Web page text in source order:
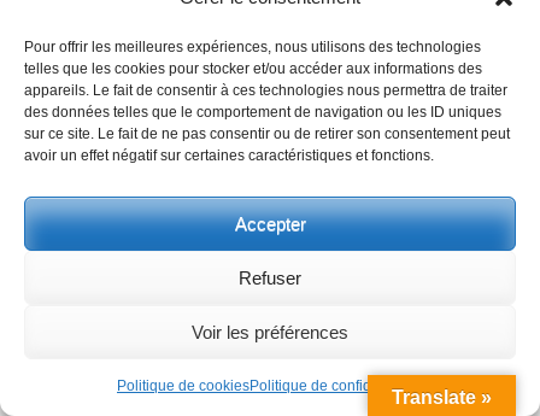
Pour offrir les meilleures expériences, nous utilisons des technologies
telles que les cookies pour stocker et/ou accéder aux informations des
appareils. Le fait de consentir à ces technologies nous permettra de traiter
des données telles que le comportement de navigation ou les ID uniques
sur ce site. Le fait de ne pas consentir ou de retirer son consentement peut
avoir un effet négatif sur certaines caractéristiques et fonctions.
Accepter
Refuser
Voir les préférences
Politique de cookiesPolitique de confidentialité
(17)
Europe
(3 875)
Allemagne(2)
Belgique (5)
Bruxelles(1)
Liège(1)
Ostende(2)
Croatie(29)
Cambrils (2)
France(3 686)
Translate »